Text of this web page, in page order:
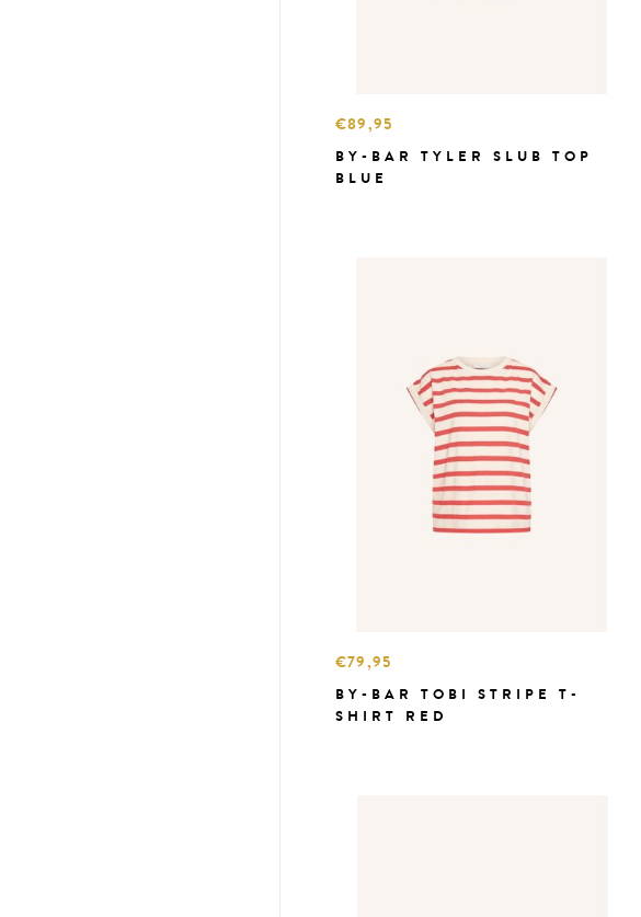
€89,95
BY-BAR TYLER SLUB TOP
BLUE
€79,95
BY-BAR TOBI STRIPE T-
SHIRT RED